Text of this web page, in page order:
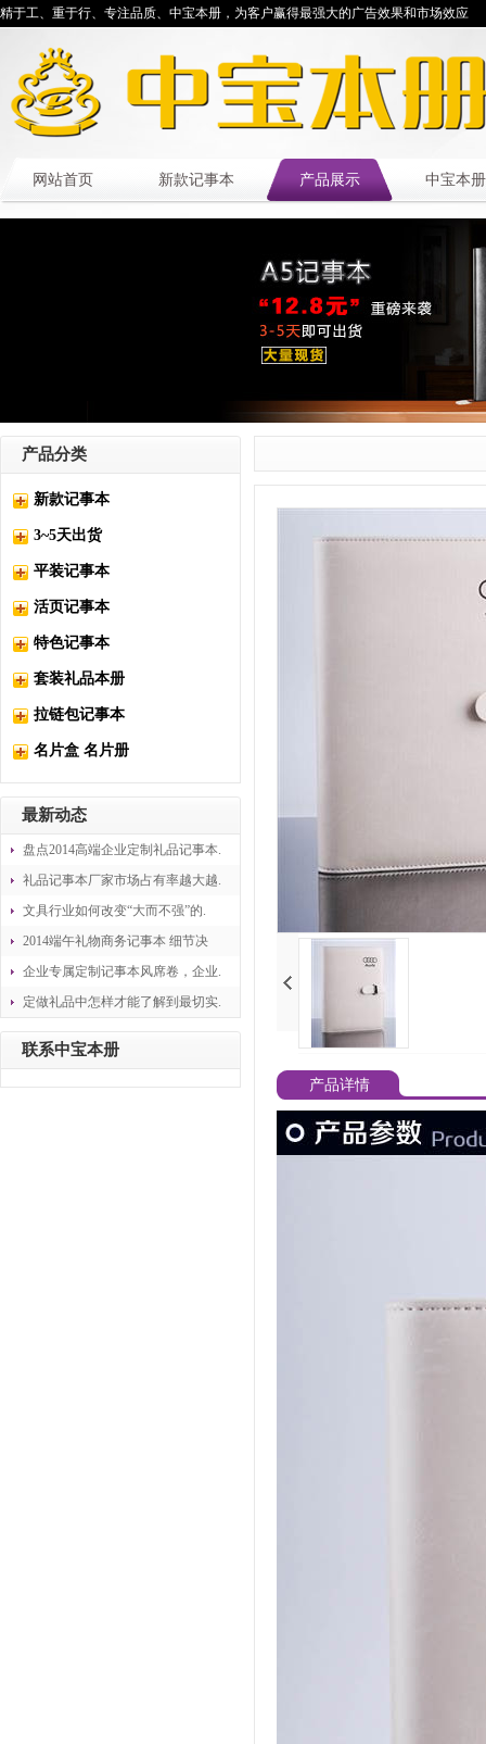
精于工、重于行、专注品质、中宝本册，为客户赢得最强大的广告效果和市场效应
网站首页 新款记事本 产品展示 中宝本
产品分类
新款记事本
3~5天出货
平装记事本
活页记事本
特色记事本
套装礼品本册
拉链包记事本
名片盒 名片册
最新动态
盘点2014高端企业定制礼品记事本.
礼品记事本厂家市场占有率越大越.
文具行业如何改变“大而不强”的.
2014端午礼物商务记事本 细节决
企业专属定制记事本风席卷，企业.
定做礼品中怎样才能了解到最切实.
联系中宝本册
产品详情